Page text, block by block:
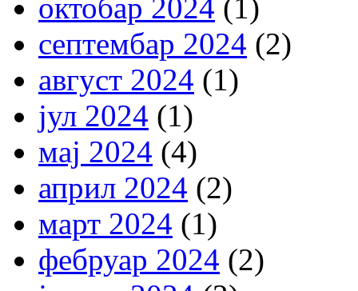
октобар 2024 (1)
септембар 2024 (2)
август 2024 (1)
јул 2024 (1)
мај 2024 (4)
април 2024 (2)
март 2024 (1)
фебруар 2024 (2)